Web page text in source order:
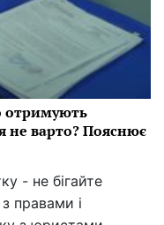
отримують
не варто? Пояснює
- не бігайте
правами і